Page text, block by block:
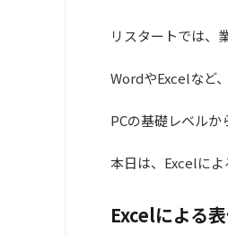
リスタートでは、
WordやExcelなど
PCの基礎レベルか
本日は、Excelに
Excelによる